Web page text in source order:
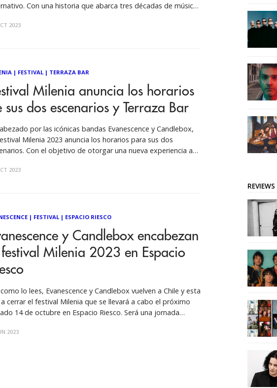
Con una historia que abarca tres décadas de música
una huella duradera en la industria musical.
2023
| FESTIVAL| TERRAZA BAR
Milenia anuncia los horarios
sus dos escenarios y Terraza Bar
por las icónicas bandas Evanescence y Candlebox,
Milenia 2023 anuncia los horarios para sus dos
Con el objetivo de otorgar una nueva experiencia a
donde se permitirá la venta y consumo de alcohol.
2023
| FESTIVAL| ESPACIO RIESCO
y Candlebox encabezan
Milenia 2023 en Espacio
lo lees, Evanescence y Candlebox vuelven a Chile y esta
cerrar el festival Milenia que se llevará a cabo el próximo
14 de octubre en Espacio Riesco. Será una jornada
de seis
2023
REVIEWS